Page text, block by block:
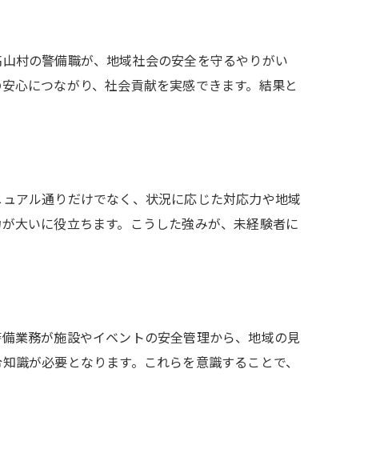
村の警備職が、地域社会の安全を守るやりがい
心につながり、社会貢献を実感できます。結果と
アル通りだけでなく、状況に応じた対応力や地域
大いに役立ちます。こうした強みが、未経験者に
業務が施設やイベントの安全管理から、地域の見
が必要となります。これらを意識することで、